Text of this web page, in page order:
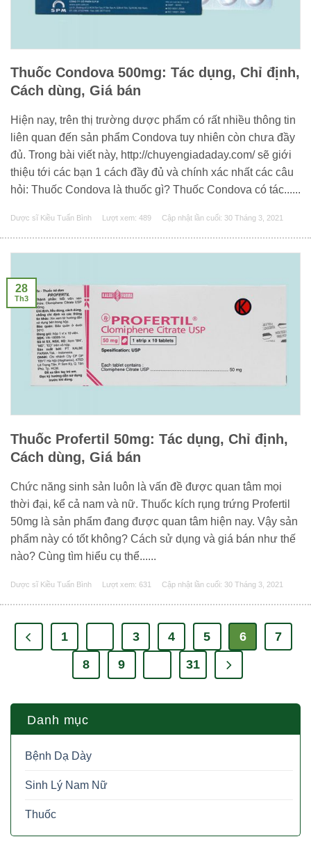
Thuốc Condova 500mg: Tác dụng, Chỉ định,
Cách dùng, Giá bán
Hiện nay, trên thị trường dược phẩm có rất nhiều thông tin
liên quan đến sản phẩm Condova tuy nhiên còn chưa đầy
đủ. Trong bài viết này, http://chuyengiadaday.com/ sẽ giới
thiệu tới các bạn 1 cách đầy đủ và chính xác nhất các câu
hỏi: Thuốc Condova là thuốc gì? Thuốc Condova có tác......
Dược sĩ Kiều Tuấn Bình Lượt xem: 489 Cập nhật lần cuối: 30 Tháng 3, 2021
Thuốc Profertil 50mg: Tác dụng, Chỉ định,
Cách dùng, Giá bán
Chức năng sinh sản luôn là vấn đề được quan tâm mọi
thời đại, kể cả nam và nữ. Thuốc kích rụng trứng Profertil
50mg là sản phẩm đang được quan tâm hiện nay. Vậy sản
phẩm này có tốt không? Cách sử dụng và giá bán như thế
nào? Cùng tìm hiểu cụ thể......
Dược sĩ Kiều Tuấn Bình Lượt xem: 631 Cập nhật lần cuối: 30 Tháng 3, 2021
28
Th3
1 3 4 5 6 7
8 9 31
Danh mục
Bệnh Dạ Dày
Sinh Lý Nam Nữ
Thuốc